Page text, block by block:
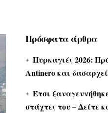
Πρόσφατα άρθρα
Πυρκαγιές 2026:
Antinero και
Έτσι
στάχτες του – Δείτε